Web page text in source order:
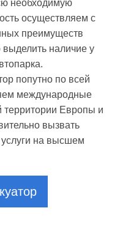
необходимую
осуществляем с
преимуществ
наличие у
попутно по всей
международные
территории Европы и
вызвать
на высшем